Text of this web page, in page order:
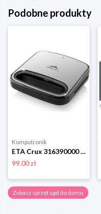
Podobne produkty
Komputronik
ETA Crux 316390000 srebrny
99.00 zł
Zobacz sprzęt agd do domu